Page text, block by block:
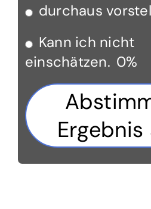
durchaus
Kann ich nicht
einschätzen. 0%
Ergebnis